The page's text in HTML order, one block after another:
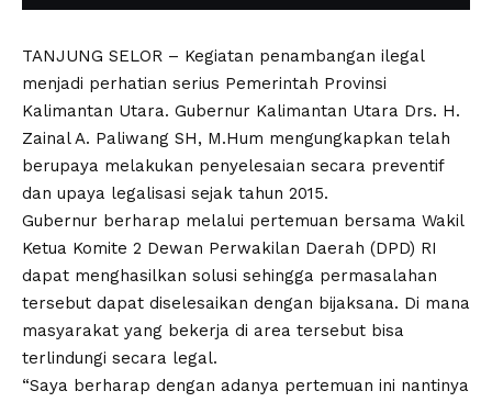
TANJUNG SELOR – Kegiatan penambangan ilegal
menjadi perhatian serius Pemerintah Provinsi
Kalimantan Utara. Gubernur Kalimantan Utara Drs. H.
Zainal A. Paliwang SH, M.Hum mengungkapkan telah
berupaya melakukan penyelesaian secara preventif
dan upaya legalisasi sejak tahun 2015.
Gubernur berharap melalui pertemuan bersama Wakil
Ketua Komite 2 Dewan Perwakilan Daerah (DPD) RI
dapat menghasilkan solusi sehingga permasalahan
tersebut dapat diselesaikan dengan bijaksana. Di mana
masyarakat yang bekerja di area tersebut bisa
terlindungi secara legal.
“Saya berharap dengan adanya pertemuan ini nantinya